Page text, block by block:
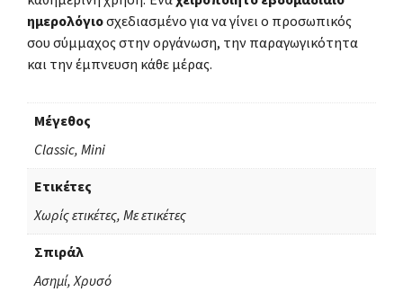
ημερολόγιοσχεδιασμένο για να γίνει ο προσωπικός
σου σύμμαχος στην οργάνωση, την παραγωγικότητα
και την έμπνευση κάθε μέρας.
Μέγεθος
Classic, Mini
Ετικέτες
Χωρίς ετικέτες, Με ετικέτες
Σπιράλ
Ασημί, Χρυσό